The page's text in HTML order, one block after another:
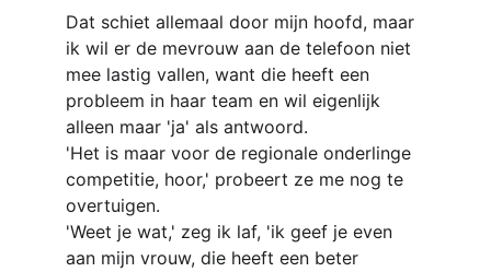
Dat schiet allemaal door mijn hoofd, maar
ik wil er de mevrouw aan de telefoon niet
mee lastig vallen, want die heeft een
probleem in haar team en wil eigenlijk
alleen maar 'ja' als antwoord.
'Het is maar voor de regionale onderlinge
competitie, hoor,' probeert ze me nog te
overtuigen.
'Weet je wat,' zeg ik laf, 'ik geef je even
aan mijn vrouw, die heeft een beter